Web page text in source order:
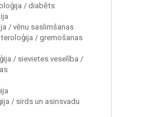
/ diabēts
/ vēnu saslimšanas
/ gremošanas
/ sievietes veselība /
/ sirds un asinsvadu